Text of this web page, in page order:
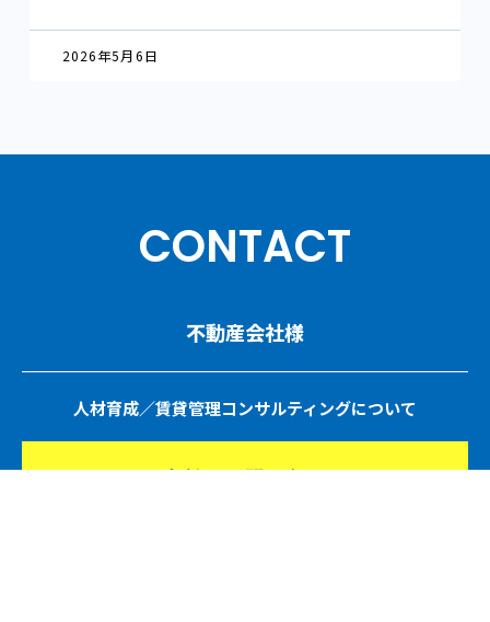
2026年5月6日
CONTACT
不動産会社様
人材育成／賃貸管理コンサルティングについて
ご相談・お問い合わせ